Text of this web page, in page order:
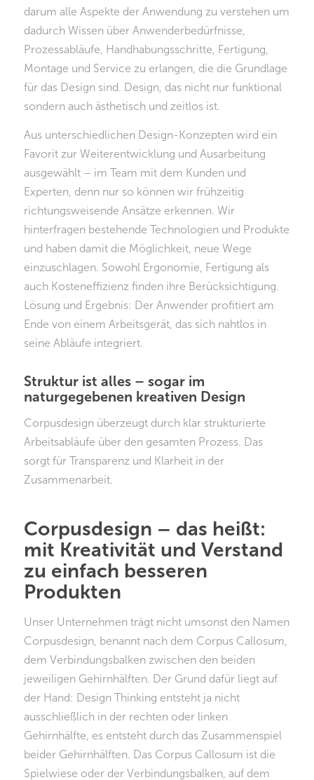
darum alle Aspekte der Anwendung zu verstehen um
dadurch Wissen über Anwenderbedürfnisse,
Prozessabläufe, Handhabungsschritte, Fertigung,
Montage und Service zu erlangen, die die Grundlage
für das Design sind. Design, das nicht nur funktional
sondern auch ästhetisch und zeitlos ist.
Aus unterschiedlichen Design-Konzepten wird ein
Favorit zur Weiterentwicklung und Ausarbeitung
ausgewählt – im Team mit dem Kunden und
Experten, denn nur so können wir frühzeitig
richtungsweisende Ansätze erkennen. Wir
hinterfragen bestehende Technologien und Produkte
und haben damit die Möglichkeit, neue Wege
einzuschlagen. Sowohl Ergonomie, Fertigung als
auch Kosteneffizienz finden ihre Berücksichtigung.
Lösung und Ergebnis: Der Anwender profitiert am
Ende von einem Arbeitsgerät, das sich nahtlos in
seine Abläufe integriert.
Struktur ist alles – sogar im
naturgegebenen kreativen Design
Corpusdesign überzeugt durch klar strukturierte
Arbeitsabläufe über den gesamten Prozess. Das
sorgt für Transparenz und Klarheit in der
Zusammenarbeit.
Corpusdesign – das heißt:
mit Kreativität und Verstand
zu einfach besseren
Produkten
Unser Unternehmen trägt nicht umsonst den Namen
Corpusdesign, benannt nach dem Corpus Callosum,
dem Verbindungsbalken zwischen den beiden
jeweiligen Gehirnhälften. Der Grund dafür liegt auf
der Hand: Design Thinking entsteht ja nicht
ausschließlich in der rechten oder linken
Gehirnhälfte, es entsteht durch das Zusammenspiel
beider Gehirnhälften. Das Corpus Callosum ist die
Spielwiese oder der Verbindungsbalken, auf dem